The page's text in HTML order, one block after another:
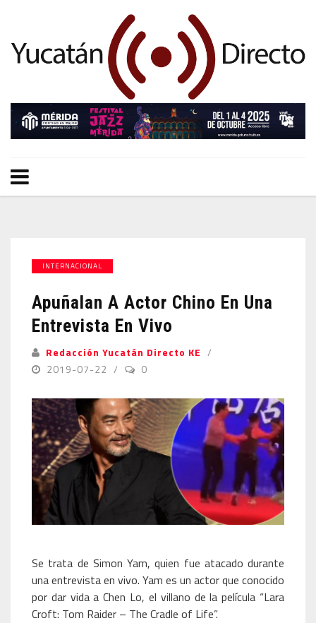
INTERNACIONAL
Apuñalan A Actor Chino En Una
Entrevista En Vivo
Redacción Yucatán Directo KE
2019-07-22
0
Se trata de Simon Yam, quien fue atacado durante
una entrevista en vivo. Yam es un actor que conocido
por dar vida a Chen Lo, el villano de la película “Lara
Croft: Tom Raider – The Cradle of Life”.